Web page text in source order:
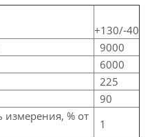
+130/-40
9000
6000
225
90
% от
1